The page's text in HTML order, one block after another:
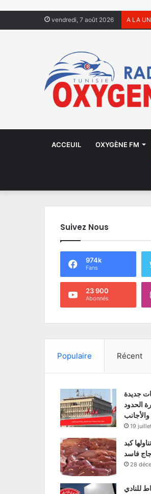
vendredi, 7 août 2026 A LA
ACCEUIL OXYGÈNE FM
Suivez Nous
974k
Fans
23 900
Abonnés
Populaire Récent
جديدة
الحدود
والأجانب
19
كبد
فاسد
28
للنادي